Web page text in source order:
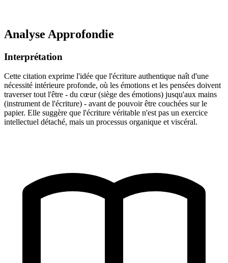
Analyse Approfondie
Interprétation
Cette citation exprime l'idée que l'écriture authentique naît d'une
nécessité intérieure profonde, où les émotions et les pensées doivent
traverser tout l'être - du cœur (siège des émotions) jusqu'aux mains
(instrument de l'écriture) - avant de pouvoir être couchées sur le
papier. Elle suggère que l'écriture véritable n'est pas un exercice
intellectuel détaché, mais un processus organique et viscéral.